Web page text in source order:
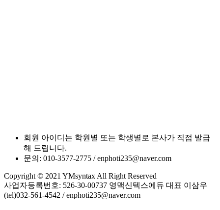
회원 아이디는 학원별 또는 학생별로 본사가 직접 발급
해 드립니다.
문의: 010-3577-2775 / enphoti235@naver.com
Copyright © 2021 YMsyntax All Right Reserved
사업자등록번호: 526-30-00737 영맥신텍스에듀 대표 이삼우
(tel)032-561-4542 / enphoti235@naver.com